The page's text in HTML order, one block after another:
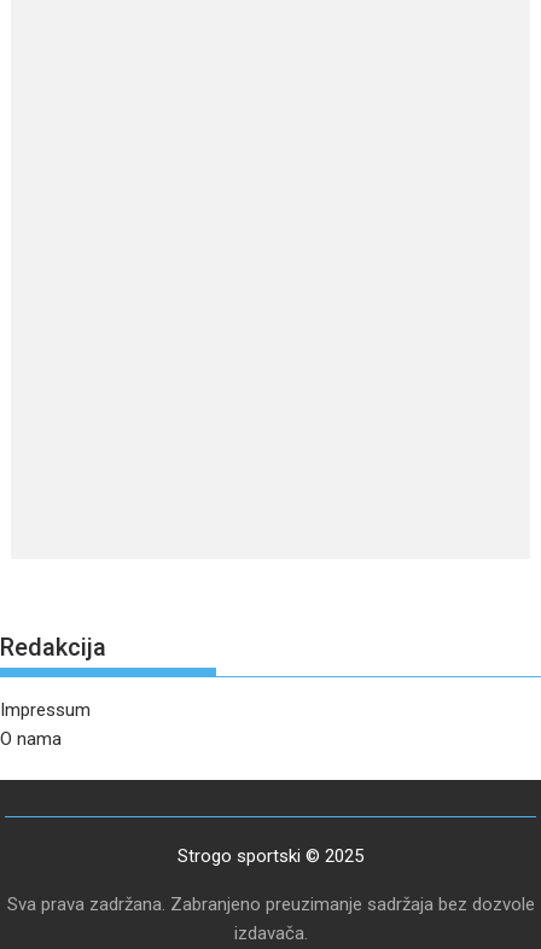
Redakcija
Impressum
O nama
Strogo sportski © 2025
Sva prava zadržana. Zabranjeno preuzimanje sadržaja bez dozvole
izdavača.